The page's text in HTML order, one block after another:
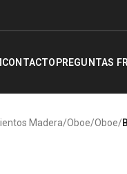
CONTACTOPREGUNTAS
Madera/Oboe/Oboe/